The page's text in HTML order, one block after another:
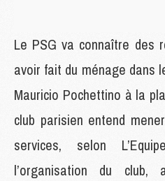
Le PSG va connaître des
avoir fait du ménage dans
Mauricio Pochettino à la
club parisien entend
services, selon
l’organisation du club,